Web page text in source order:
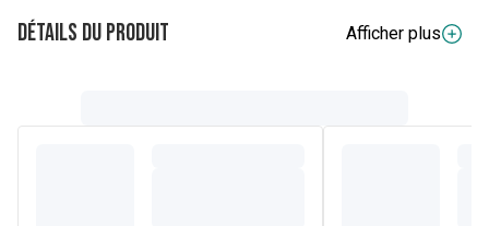
Détails du produit
Afficher plus
rapidement et garantit un maximum de sécurité et de